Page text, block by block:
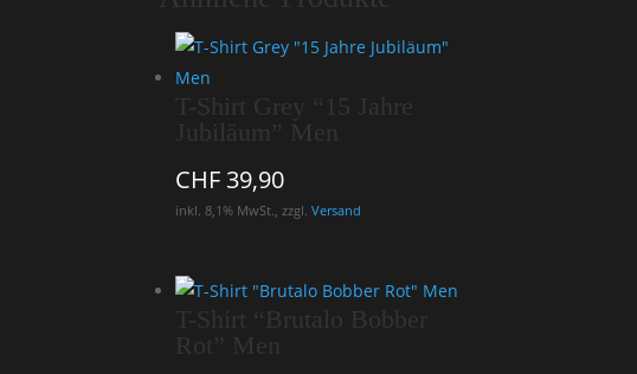
T-Shirt Grey “15 Jahre
Jubiläum” Men
CHF 39,90
inkl. 8,1% MwSt., zzgl.Versand
T-Shirt “Brutalo Bobber
Rot” Men